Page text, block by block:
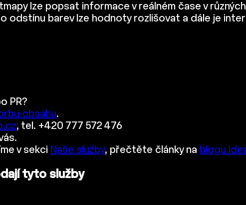
lze popsat informace v reálném čase v
odstínu barev lze hodnoty rozlišovat a dále je
PR?
obsahu.
, tel. +420 777 572 476
v sekci Naše služby, přečtěte články na blogu
tyto služby